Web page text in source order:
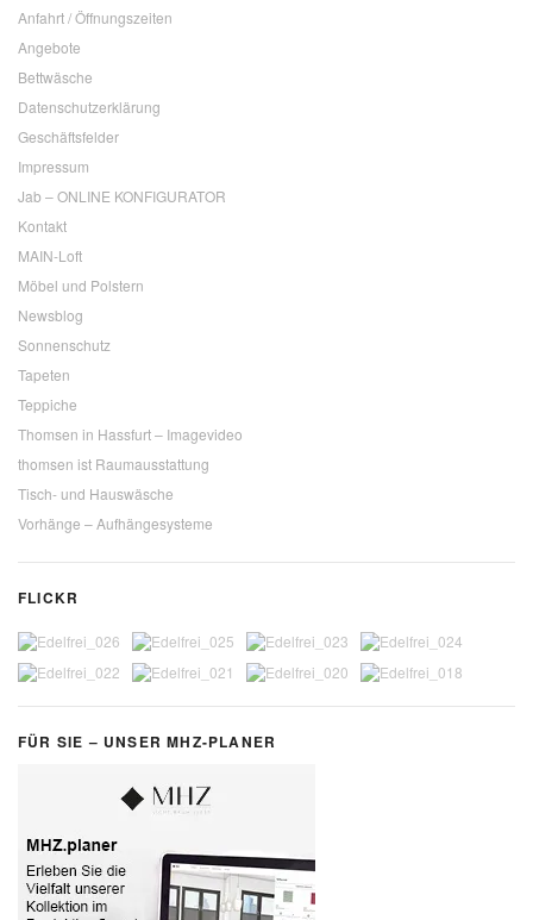
Anfahrt / Öffnungszeiten
Angebote
Bettwäsche
Datenschutzerklärung
Geschäftsfelder
Impressum
Jab – ONLINE KONFIGURATOR
Kontakt
MAIN-Loft
Möbel und Polstern
Newsblog
Sonnenschutz
Tapeten
Teppiche
Thomsen in Hassfurt – Imagevideo
thomsen ist Raumausstattung
Tisch- und Hauswäsche
Vorhänge – Aufhängesysteme
FLICKR
FÜR SIE – UNSER MHZ-PLANER